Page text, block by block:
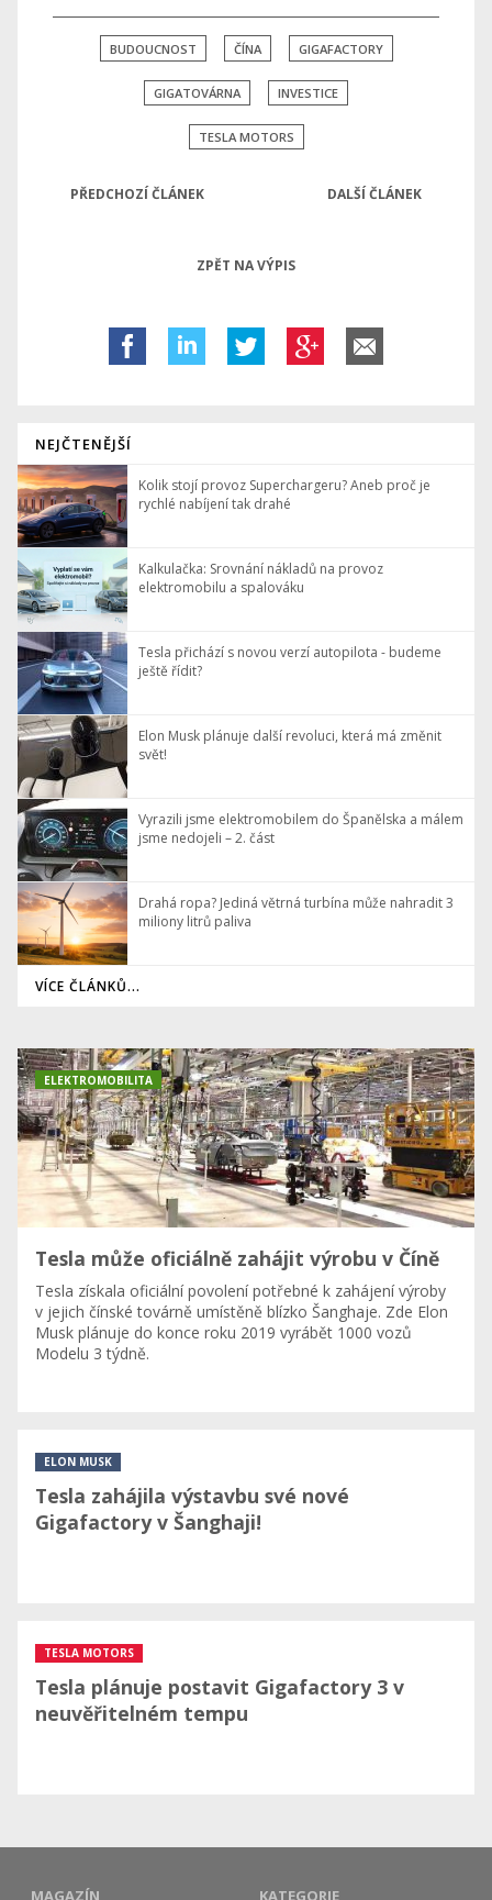
BUDOUCNOST ČÍNA GIGAFACTORY
GIGATOVÁRNA INVESTICE
TESLA MOTORS
PŘEDCHOZÍ ČLÁNEK DALŠÍ ČLÁNEK
ZPĚT NA VÝPIS
NEJČTENĚJŠÍ
Kolik stojí provoz Superchargeru? Aneb proč je
rychlé nabíjení tak drahé
Kalkulačka: Srovnání nákladů na provoz
elektromobilu a spalováku
Tesla přichází s novou verzí autopilota - budeme
ještě řídit?
Elon Musk plánuje další revoluci, která má změnit
svět!
Vyrazili jsme elektromobilem do Španělska a málem
jsme nedojeli – 2. část
Drahá ropa? Jediná větrná turbína může nahradit 3
miliony litrů paliva
VÍCE ČLÁNKŮ...
Tesla může oficiálně zahájit výrobu v Číně
Tesla získala oficiální povolení potřebné k zahájení výroby
v jejich čínské továrně umístěně blízko Šanghaje. Zde Elon
Musk plánuje do konce roku 2019 vyrábět 1000 vozů
Modelu 3 týdně.
ELEKTROMOBILITA
Tesla zahájila výstavbu své nové
Gigafactory v Šanghaji!
ELON MUSK
Tesla plánuje postavit Gigafactory 3 v
neuvěřitelném tempu
TESLA MOTORS
MAGAZÍN KATEGORIE